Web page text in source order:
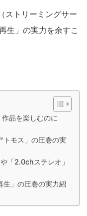
ストリーミングサー
生」の実力を余すこ
品を楽しむのに
モス」の圧巻の実
「2.0chステレオ」
」の圧巻の実力紹